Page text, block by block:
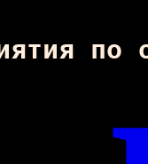
по